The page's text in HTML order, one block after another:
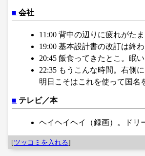
■ 会社
11:00 背中の辺りに疲れがた
19:00 基本設計書の改訂は終
20:45 飯食ってきたとこ。眠い
22:35 もうこんな時間。右側
明日こそはこれを使って国名
■ テレビ／本
ヘイヘイヘイ（録画）。ドリ
[ツッコミを入れる]